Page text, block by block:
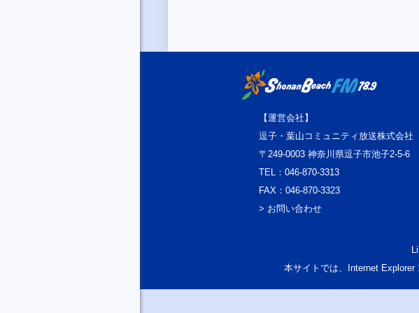
【運営会社】
逗子・葉山コミュニティ放送株式会社
〒249-0003 神奈川県逗子市池子2-5-6
TEL：046-870-3313
FAX：046-870-3323
> お問い合わせ
本サイトでは、Internet Explorer